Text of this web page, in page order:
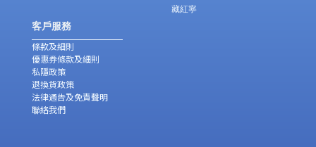
藏紅寧
客戶服務
條款及細則
優惠券條款及細則
私隱政策
退換貨政策
法律通告及免責聲明
聯絡我們